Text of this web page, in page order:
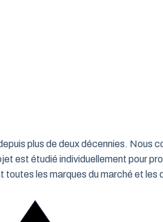
plus de deux décennies. Nous
est étudié individuellement pour
les marques du marché et